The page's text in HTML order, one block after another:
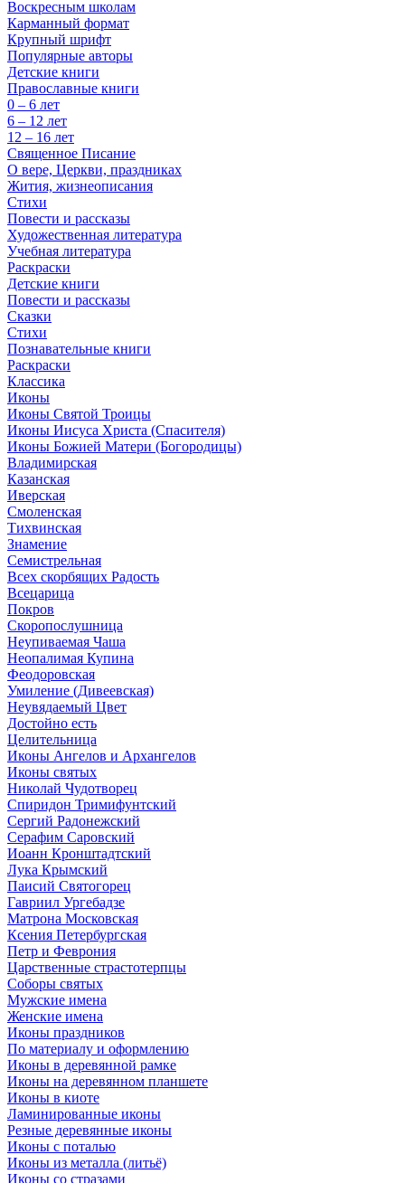
Воскресным школам
Карманный формат
Крупный шрифт
Популярные авторы
Детские книги
Православные книги
0 – 6 лет
6 – 12 лет
12 – 16 лет
Священное Писание
О вере, Церкви, праздниках
Жития, жизнеописания
Стихи
Повести и рассказы
Художественная литература
Учебная литература
Раскраски
Детские книги
Повести и рассказы
Сказки
Стихи
Познавательные книги
Раскраски
Классика
Иконы
Иконы Святой Троицы
Иконы Иисуса Христа (Спасителя)
Иконы Божией Матери (Богородицы)
Владимирская
Казанская
Иверская
Смоленская
Тихвинская
Знамение
Семистрельная
Всех скорбящих Радость
Всецарица
Покров
Скоропослушница
Неупиваемая Чаша
Неопалимая Купина
Феодоровская
Умиление (Дивеевская)
Неувядаемый Цвет
Достойно есть
Целительница
Иконы Ангелов и Архангелов
Иконы святых
Николай Чудотворец
Спиридон Тримифунтский
Сергий Радонежский
Серафим Саровский
Иоанн Кронштадтский
Лука Крымский
Паисий Святогорец
Гавриил Ургебадзе
Матрона Московская
Ксения Петербургская
Петр и Феврония
Царственные страстотерпцы
Соборы святых
Мужские имена
Женские имена
Иконы праздников
По материалу и оформлению
Иконы в деревянной рамке
Иконы на деревянном планшете
Иконы в киоте
Ламинированные иконы
Резные деревянные иконы
Иконы с поталью
Иконы из металла (литьё)
Иконы со стразами